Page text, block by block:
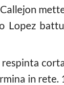
Lopez
in rete.